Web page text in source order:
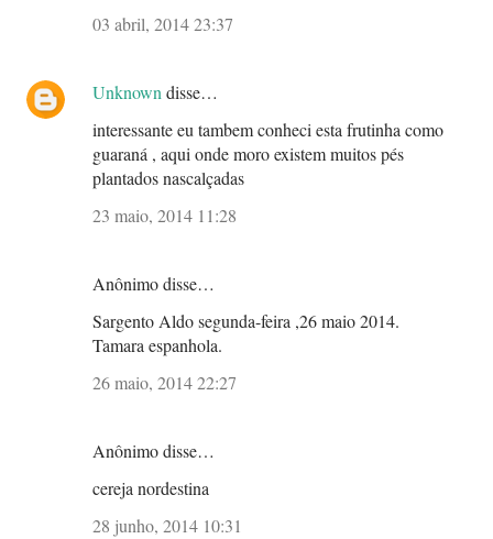
03 abril, 2014 23:37
Unknowndisse…
interessante eu tambem conheci esta frutinha como
guaraná , aqui onde moro existem muitos pés
plantados nascalçadas
23 maio, 2014 11:28
Anônimo disse…
Sargento Aldo segunda-feira ,26 maio 2014.
Tamara espanhola.
26 maio, 2014 22:27
Anônimo disse…
cereja nordestina
28 junho, 2014 10:31